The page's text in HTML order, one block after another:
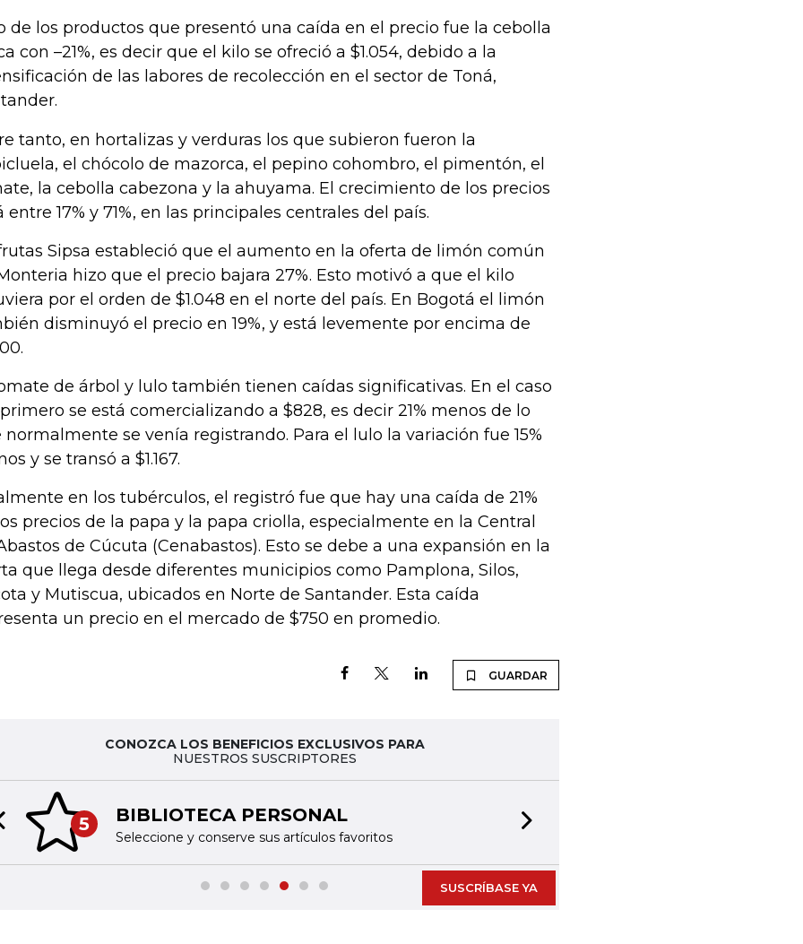
de los productos que presentó una caída en el precio fue la cebolla
con –21%, es decir que el kilo se ofreció a $1.054, debido a la
de las labores de recolección en el sector de Toná,
tanto, en hortalizas y verduras los que subieron fueron la
el chócolo de mazorca, el pepino cohombro, el pimentón, el
la cebolla cabezona y la ahuyama. El crecimiento de los precios
entre 17% y 71%, en las principales centrales del país.
Sipsa estableció que el aumento en la oferta de limón común
hizo que el precio bajara 27%. Esto motivó a que el kilo
por el orden de $1.048 en el norte del país. En Bogotá el limón
disminuyó el precio en 19%, y está levemente por encima de
de árbol y lulo también tienen caídas significativas. En el caso
se está comercializando a $828, es decir 21% menos de lo
normalmente se venía registrando. Para el lulo la variación fue 15%
y se transó a $1.167.
en los tubérculos, el registró fue que hay una caída de 21%
precios de la papa y la papa criolla, especialmente en la Central
de Cúcuta (Cenabastos). Esto se debe a una expansión en la
que llega desde diferentes municipios como Pamplona, Silos,
y Mutiscua, ubicados en Norte de Santander. Esta caída
un precio en el mercado de $750 en promedio.
GUARDAR
CONOZCA LOS BENEFICIOS EXCLUSIVOS PARA
NUESTROS SUSCRIPTORES
5 BIBLIOTECA PERSONAL
Seleccione y conserve sus artículos favoritos
slide
SUSCRÍBASE YA